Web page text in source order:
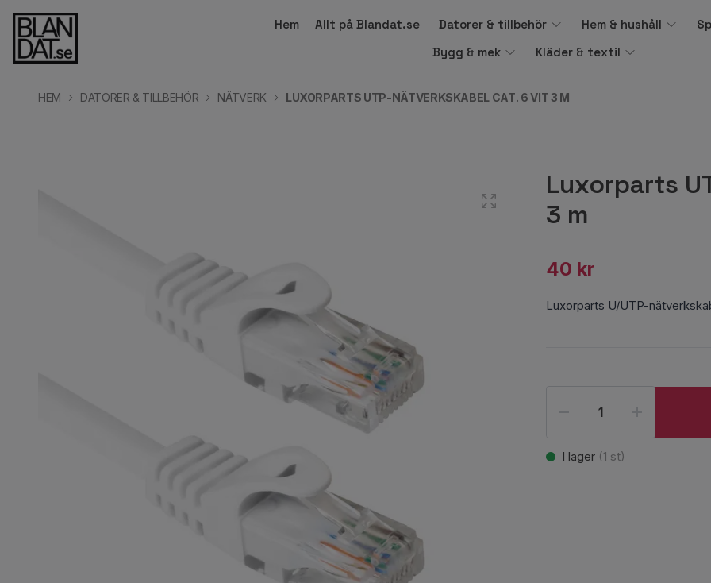
Hem Allt på Blandat.se Datorer & tillbehör Hem & hushåll
Bygg & mek
Kläder & textil
HEM DATORER & TILLBEHÖR NÄTVERK LUXORPARTS UTP-NÄTVERKSKABEL CAT. 6 VIT 3 M
Luxorparts
3 m
40 kr
Luxorparts U/UTP-
I lager (1 st)